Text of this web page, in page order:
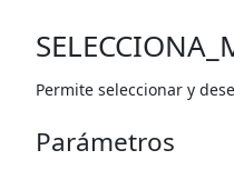
Permite seleccionar y
Parámetros